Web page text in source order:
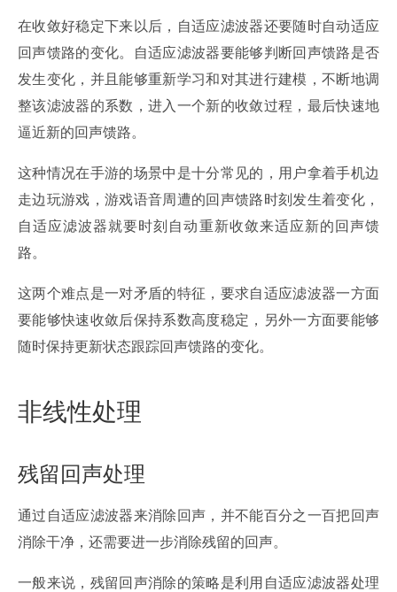
在收敛好稳定下来以后，自适应滤波器还要随时自动适应
回声馈路的变化。自适应滤波器要能够判断回声馈路是否
发生变化，并且能够重新学习和对其进行建模，不断地调
整该滤波器的系数，进入一个新的收敛过程，最后快速地
逼近新的回声馈路。
这种情况在手游的场景中是十分常见的，用户拿着手机边
走边玩游戏，游戏语音周遭的回声馈路时刻发生着变化，
自适应滤波器就要时刻自动重新收敛来适应新的回声馈
路。
这两个难点是一对矛盾的特征，要求自适应滤波器一方面
要能够快速收敛后保持系数高度稳定，另外一方面要能够
随时保持更新状态跟踪回声馈路的变化。
非线性处理
残留回声处理
通过自适应滤波器来消除回声，并不能百分之一百把回声
消除干净，还需要进一步消除残留的回声。
一般来说，残留回声消除的策略是利用自适应滤波器处理